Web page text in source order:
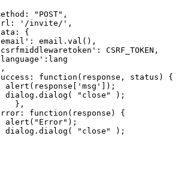
"POST",
'/invite/',
{
email.val(),
CSRF_TOKEN,
function(response, status) {
alert(response['msg']);
dialog.dialog( "close" );
},
function(response) {
alert("Error");
dialog.dialog( "close" );